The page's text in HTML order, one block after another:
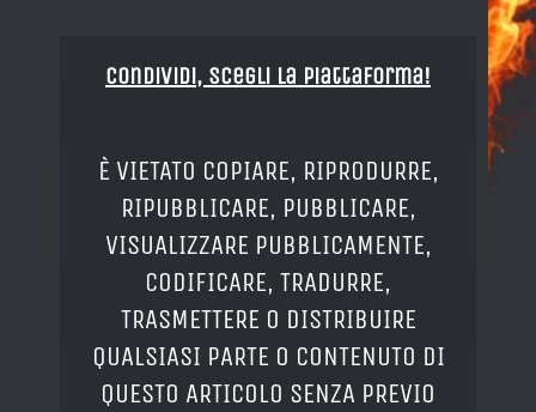
Condividi, Scegli la piattaforma!
È VIETATO COPIARE, RIPRODURRE,
RIPUBBLICARE, PUBBLICARE,
VISUALIZZARE PUBBLICAMENTE,
CODIFICARE, TRADURRE,
TRASMETTERE O DISTRIBUIRE
QUALSIASI PARTE O CONTENUTO DI
QUESTO ARTICOLO SENZA PREVIO